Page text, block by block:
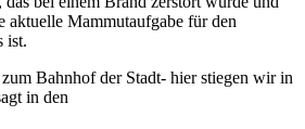
aktuelle Mammutaufgabe für den
ist.
Bahnhof der Stadt- hier stiegen wir in
in den